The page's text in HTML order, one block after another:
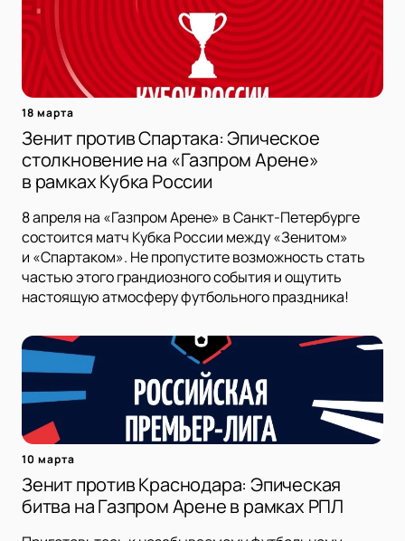
18 марта
Зенит против Спартака: Эпическое
столкновение на «Газпром Арене»
в рамках Кубка России
8 апреля на «Газпром Арене» в Санкт-Петербурге
состоится матч Кубка России между «Зенитом»
и «Спартаком». Не пропустите возможность стать
частью этого грандиозного события и ощутить
настоящую атмосферу футбольного праздника!
10 марта
Зенит против Краснодара: Эпическая
битва на Газпром Арене в рамках РПЛ